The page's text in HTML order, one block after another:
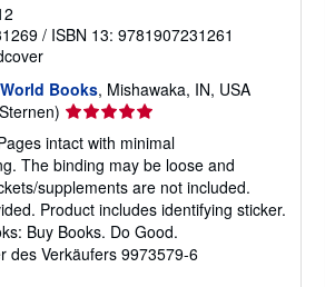
/ ISBN 13: 9781907231261
Books, Mishawaka, IN, USA
Verkäuferbewertung
von
5
Sternen
intact with minimal
The binding may be loose and
supplements are not included.
Product includes identifying sticker.
Buy Books. Do Good.
des Verkäufers 9973579-6